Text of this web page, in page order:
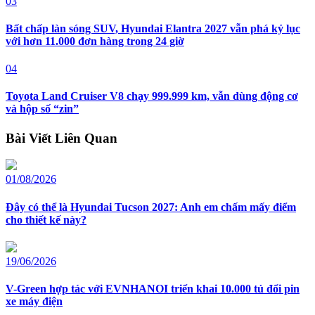
Bất chấp làn sóng SUV, Hyundai Elantra 2027 vẫn phá kỷ lục
với hơn 11.000 đơn hàng trong 24 giờ
04
Toyota Land Cruiser V8 chạy 999.999 km, vẫn dùng động cơ
và hộp số “zin”
Bài Viết Liên Quan
01/08/2026
Đây có thể là Hyundai Tucson 2027: Anh em chấm mấy điểm
cho thiết kế này?
19/06/2026
V-Green hợp tác với EVNHANOI triển khai 10.000 tủ đổi pin
xe máy điện